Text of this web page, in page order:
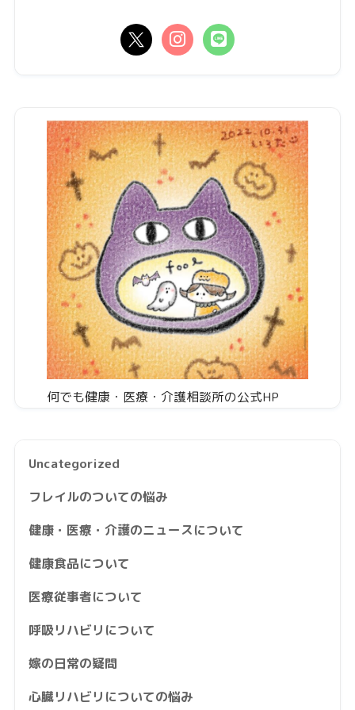
何でも健康・医療・介護相談所の公式HP
Uncategorized
フレイルのついての悩み
健康・医療・介護のニュースについて
健康食品について
医療従事者について
呼吸リハビリについて
嫁の日常の疑問
心臓リハビリについての悩み